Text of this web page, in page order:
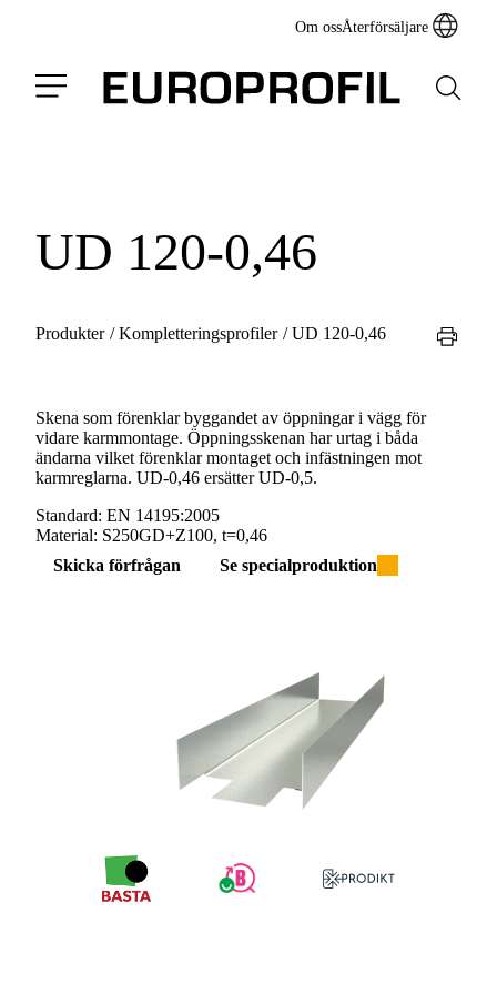
Om ossÅterförsäljare
UD 120-0,46
Produkter /Kompletteringsprofiler /UD 120-0,46
Skena som förenklar byggandet av öppningar i vägg för
vidare karmmontage. Öppningsskenan har urtag i båda
ändarna vilket förenklar montaget och infästningen mot
karmreglarna. UD-0,46 ersätter UD-0,5.
Standard: EN 14195:2005
Material: S250GD+Z100, t=0,46
Skicka förfrågan
Se specialproduktion